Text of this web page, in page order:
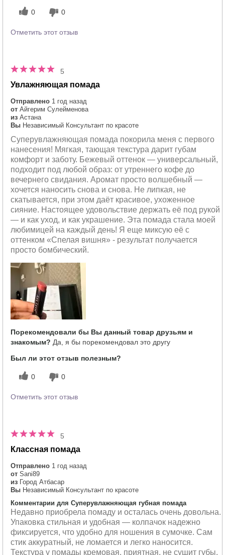
0 0
Отметить этот отзыв
5
Увлажняющая помада
Отправлено 1 год назад
от Айгерим Сулейменова
из Астана
Вы Независимый Консультант по красоте
Суперувлажняющая помада покорила меня с первого
нанесения! Мягкая, тающая текстура дарит губам
комфорт и заботу. Бежевый оттенок — универсальный,
подходит под любой образ: от утреннего кофе до
вечернего свидания. Аромат просто волшебный —
хочется наносить снова и снова. Не липкая, не
скатывается, при этом даёт красивое, ухоженное
сияние. Настоящее удовольствие держать её под рукой
— и как уход, и как украшение. Эта помада стала моей
любимицей на каждый день! Я еще миксую её с
оттенком «Спелая вишня» - результат получается
просто бомбический.
Порекомендовали бы Вы данный товар друзьям и
знакомым? Да, я бы порекомендовал это другу
Был ли этот отзыв полезным?
0 0
Отметить этот отзыв
5
Классная помада
Отправлено 1 год назад
от Sani89
из Город Атбасар
Вы Независимый Консультант по красоте
Комментарии для Суперувлажняющая губная помада
Недавно приобрела помаду и осталась очень довольна.
Упаковка стильная и удобная — колпачок надежно
фиксируется, что удобно для ношения в сумочке. Сам
стик аккуратный, не ломается и легко наносится.
Текстура у помады кремовая, приятная, не сушит губы.